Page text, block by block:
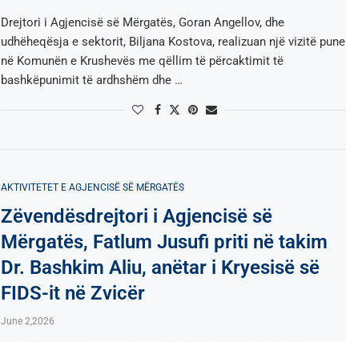
Drejtori i Agjencisë së Mërgatës, Goran Angellov, dhe
udhëheqësja e sektorit, Biljana Kostova, realizuan një vizitë pune
në Komunën e Krushevës me qëllim të përcaktimit të
bashkëpunimit të ardhshëm dhe …
AKTIVITETET E AGJENCISË SË МËRGATËS
Zëvendësdrejtori i Agjencisë së
Mërgatës, Fatlum Jusufi priti në takim
Dr. Bashkim Aliu, anëtar i Kryesisë së
FIDS-it në Zvicër
June 2,2026